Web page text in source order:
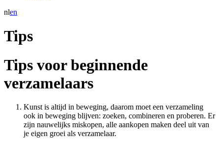
nlen
Tips
Tips voor beginnende
verzamelaars
Kunst is altijd in beweging, daarom moet een verzameling
ook in beweging blijven: zoeken, combineren en proberen. Er
zijn nauwelijks miskopen, alle aankopen maken deel uit van
je eigen groei als verzamelaar.